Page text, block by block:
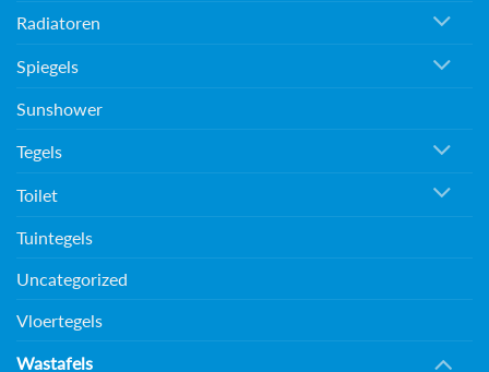
Radiatoren
Spiegels
Sunshower
Tegels
Toilet
Tuintegels
Uncategorized
Vloertegels
Wastafels